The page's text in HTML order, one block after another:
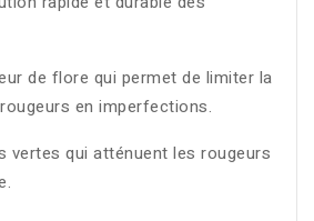
de flore qui permet de limiter la
en imperfections.
vertes qui atténuent les rougeurs